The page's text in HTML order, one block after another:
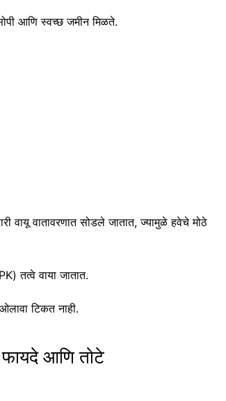
आणि स्वच्छ जमीन मिळते.
वायू वातावरणात सोडले जातात, ज्यामुळे हवेचे मोठे
तत्वे वाया जातात.
टिकत नाही.
फायदे आणि तोटे